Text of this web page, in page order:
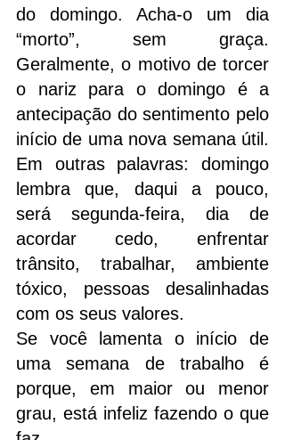
do domingo. Acha-o um dia
“morto”, sem graça.
Geralmente, o motivo de torcer
o nariz para o domingo é a
antecipação do sentimento pelo
início de uma nova semana útil.
Em outras palavras: domingo
lembra que, daqui a pouco,
será segunda-feira, dia de
acordar cedo, enfrentar
trânsito, trabalhar, ambiente
tóxico, pessoas desalinhadas
com os seus valores.
Se você lamenta o início de
uma semana de trabalho é
porque, em maior ou menor
grau, está infeliz fazendo o que